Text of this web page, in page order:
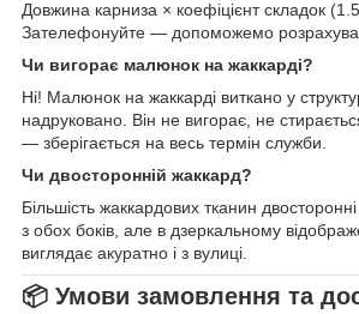
Довжина карниза × коефіцієнт складок
Зателефонуйте — допоможемо
Чи вигорає малюнок на жаккарді?
Ні! Малюнок на жаккарді виткано у
надруковано. Він не вигорає, не
— зберігається на весь термін служби.
Чи двосторонній жаккард?
Більшість жаккардових тканин
з обох боків, але в дзеркальному
виглядає акуратно і з вулиці.
📦 Умови замовлення та